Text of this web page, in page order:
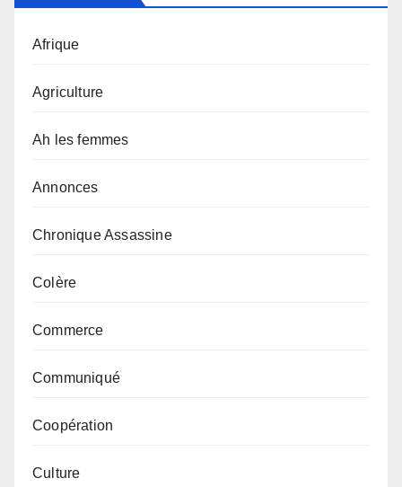
Afrique
Agriculture
Ah les femmes
Annonces
Chronique Assassine
Colère
Commerce
Communiqué
Coopération
Culture